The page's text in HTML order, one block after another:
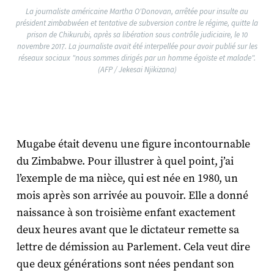
La journaliste américaine Martha O'Donovan, arrêtée pour insulte au
président zimbabwéen et tentative de subversion contre le régime, quitte la
prison de Chikurubi, après sa libération sous contrôle judiciaire, le 10
novembre 2017. La journaliste avait été interpellée pour avoir publié sur les
réseaux sociaux "nous sommes dirigés par un homme égoïste et malade".
(AFP / Jekesai Njikizana)
Mugabe était devenu une figure incontournable
du Zimbabwe. Pour illustrer à quel point, j’ai
l’exemple de ma nièce, qui est née en 1980, un
mois après son arrivée au pouvoir. Elle a donné
naissance à son troisième enfant exactement
deux heures avant que le dictateur remette sa
lettre de démission au Parlement. Cela veut dire
que deux générations sont nées pendant son